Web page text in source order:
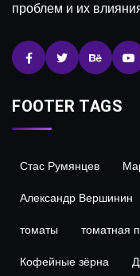
проблем и их
FOOTER TAGS
Стас Румянцев
Александр Вершинин
томаты томатная
Кофейные зёрна